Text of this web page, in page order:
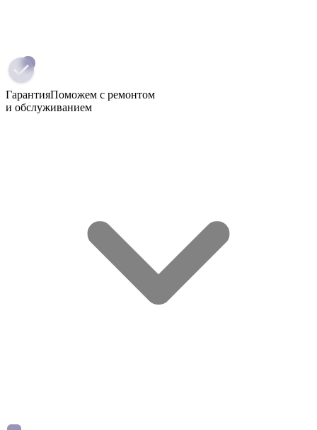
ГарантияПоможем с ремонтом
и обслуживанием